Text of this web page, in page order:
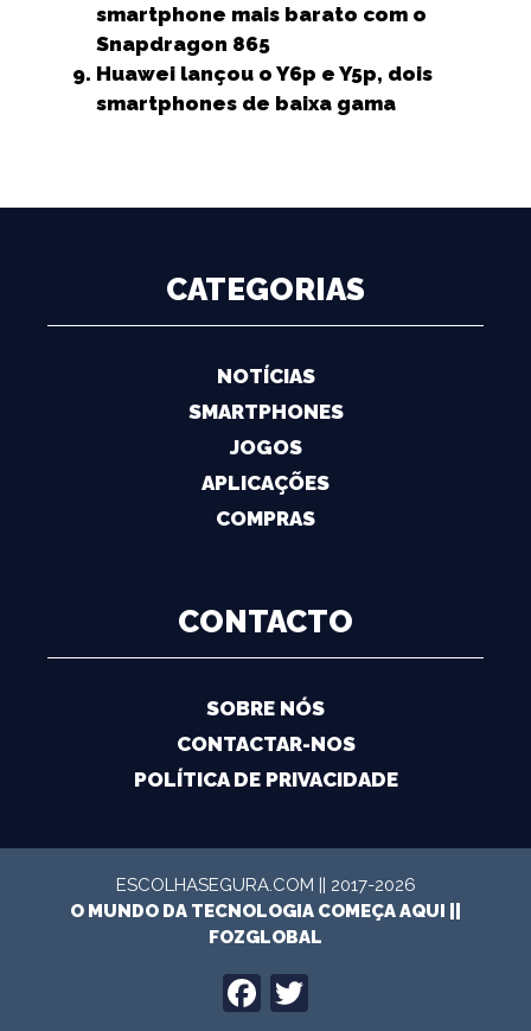
smartphone mais barato com o
Snapdragon 865
Huawei lançou o Y6p e Y5p, dois
smartphones de baixa gama
CATEGORIAS
NOTÍCIAS
SMARTPHONES
JOGOS
APLICAÇÕES
COMPRAS
CONTACTO
SOBRE NÓS
CONTACTAR-NOS
POLÍTICA DE PRIVACIDADE
ESCOLHASEGURA.COM || 2017-2026
O MUNDO DA TECNOLOGIA COMEÇA AQUI ||
FOZGLOBAL
FACEBOOK